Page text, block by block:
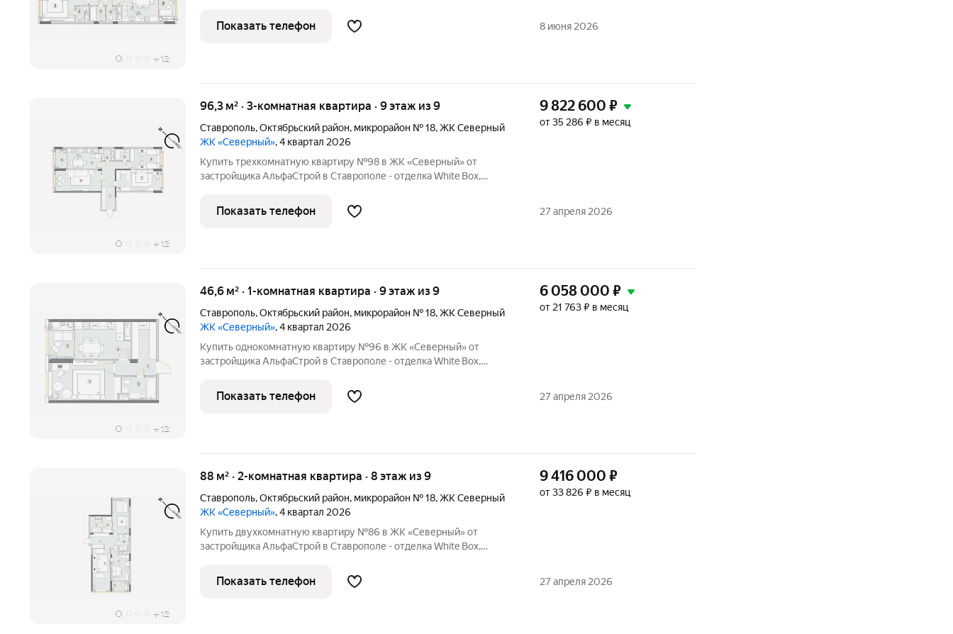
+ 12
Показать телефон 8 июня 2026
+ 12
96,3 м² · 3-комнатная квартира · 9 этаж из 9
Ставрополь,Октябрьский район, микрорайон № 18,ЖК Северный
ЖК «Северный», 4 квартал 2026
Купить трехкомнатную квартиру №98 в ЖК «Северный» от
застройщика АльфаСтрой в Ставрополе - отделка White Box,
9 822 600 ₽
от 35 286 ₽ в месяц
Показать телефон 27 апреля 2026
+ 12
46,6 м² · 1-комнатная квартира · 9 этаж из 9
Ставрополь,Октябрьский район, микрорайон № 18,ЖК Северный
ЖК «Северный», 4 квартал 2026
Купить однокомнатную квартиру №96 в ЖК «Северный» от
застройщика АльфаСтрой в Ставрополе - отделка White Box,
6 058 000 ₽
от 21 763 ₽ в месяц
Показать телефон 27 апреля 2026
+ 12
88 м² · 2-комнатная квартира · 8 этаж из 9
Ставрополь,Октябрьский район, микрорайон № 18,ЖК Северный
ЖК «Северный», 4 квартал 2026
Купить двухкомнатную квартиру №86 в ЖК «Северный» от
застройщика АльфаСтрой в Ставрополе - отделка White Box,
9 416 000 ₽
от 33 826 ₽ в месяц
Показать телефон 27 апреля 2026